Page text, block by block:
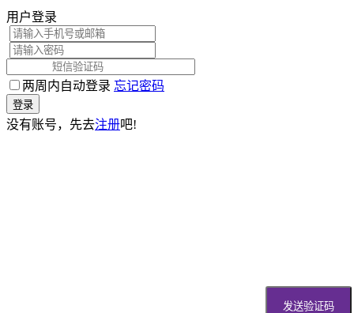
用户登录
发送验证码
两周内自动登录 忘记密码
登录
没有账号，先去注册吧!